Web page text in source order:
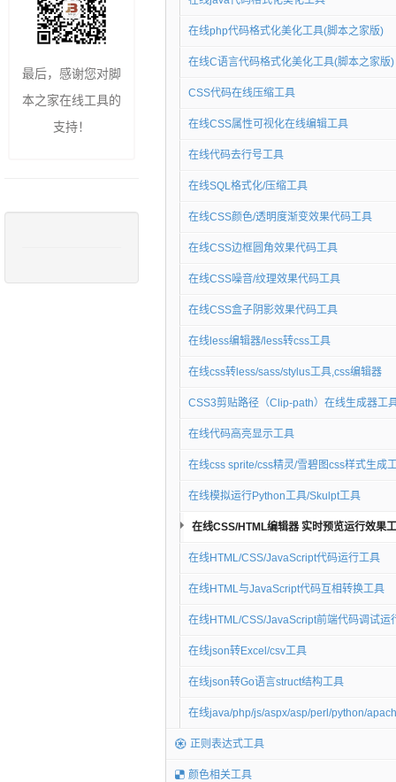
在线php代码格式化美化工具(脚本之家版)
在线C语言代码格式化美化工具(脚本之家版)
CSS代码在线压缩工具
在线CSS属性可视化在线编辑工具
在线代码去行号工具
在线SQL格式化/压缩工具
在线CSS颜色/透明度渐变效果代码工具
在线CSS边框圆角效果代码工具
在线CSS噪音/纹理效果代码工具
在线CSS盒子阴影效果代码工具
在线less编辑器/less转css工具
在线css转less/sass/stylus工具,css编辑器
CSS3剪贴路径（Clip-path）在线生成器工
在线代码高亮显示工具
在线css sprite/css精灵/雪碧图css样式生成
在线模拟运行Python工具/Skulpt工具
在线CSS/HTML编辑器 实时预览运行效果
在线HTML/CSS/JavaScript代码运行工具
在线HTML与JavaScript代码互相转换工具
在线HTML/CSS/JavaScript前端代码调试运
在线json转Excel/csv工具
在线json转Go语言struct结构工具
在线java/php/js/aspx/asp/perl/python/
正则表达式工具
颜色相关工具
最后，感谢您对脚
本之家在线工具的
支持！